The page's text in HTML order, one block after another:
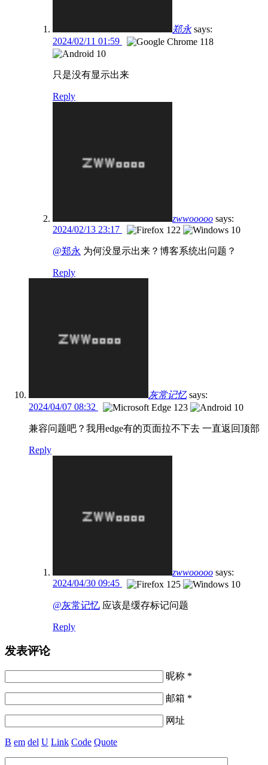
郑永 says:
2024/02/11 01:59
只是没有显示出来
Reply
zwwooooo says:
2024/02/13 23:17
@郑永 为何没显示出来？博客系统出问题？
Reply
灰常记忆 says:
2024/04/07 08:32
兼容问题吧？我用edge有的页面拉不下去 一直返回顶部
Reply
zwwooooo says:
2024/04/30 09:45
@灰常记忆 应该是缓存标记问题
Reply
发表评论
昵称 *
邮箱 *
网址
B em del U Link Code Quote